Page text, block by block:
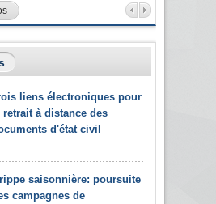
liens électroniques pour
retrait à distance des
d'état civil
saisonnière: poursuite
campagnes de